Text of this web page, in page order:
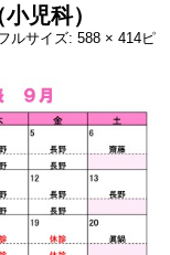
児科）
ルサイズ: 588 × 414ピ